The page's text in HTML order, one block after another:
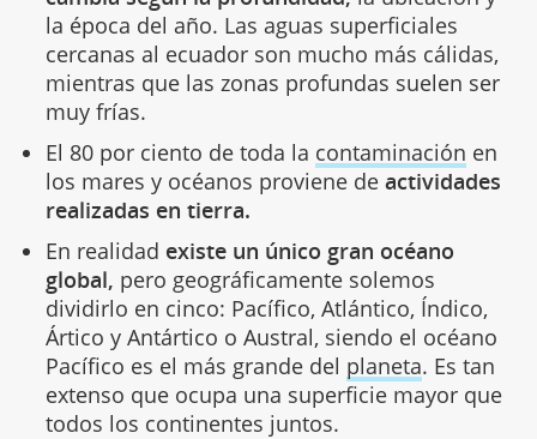
la época del año. Las aguas superficiales
cercanas al ecuador son mucho más cálidas,
mientras que las zonas profundas suelen ser
muy frías.
El 80 por ciento de toda la contaminación en
los mares y océanos proviene de actividades
realizadas en tierra.
En realidad existe un único gran océano
global, pero geográficamente solemos
dividirlo en cinco: Pacífico, Atlántico, Índico,
Ártico y Antártico o Austral, siendo el océano
Pacífico es el más grande del planeta. Es tan
extenso que ocupa una superficie mayor que
todos los continentes juntos.